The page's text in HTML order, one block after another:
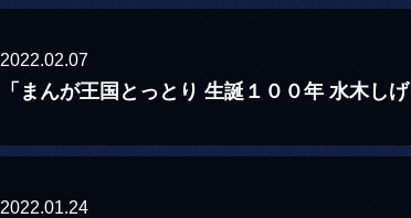
2022.02.07
「まんが王国とっとり 生誕１００年 水木し
2022.01.24